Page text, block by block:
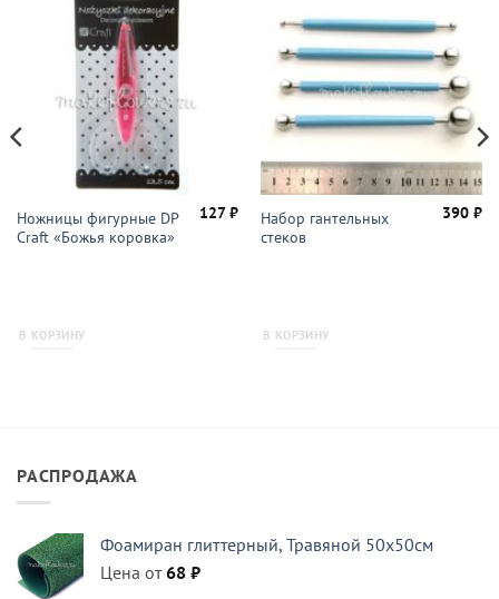
Ножницы фигурные DP
Craft «Божья коровка»
127₽
В КОРЗИНУ
Набор гантельных
стеков
390₽
В КОРЗИНУ
РАСПРОДАЖА
Фоамиран глиттерный, Травяной 50x50см
Цена от68 ₽